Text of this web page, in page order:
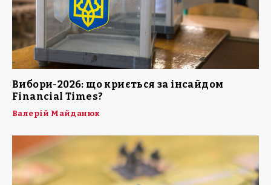
Вибори-2026: що криється за інсайдом
Financial Times?
Валерій Майданюк